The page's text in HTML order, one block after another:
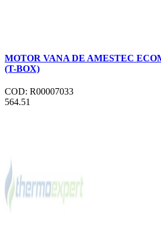
MOTOR VANA DE AMESTEC
(T-BOX)
COD: R00007033
564.51